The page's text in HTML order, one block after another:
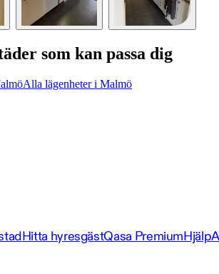
som kan passa dig
Alla lägenheter i Malmö
Hitta hyresgästQasa PremiumHjälp